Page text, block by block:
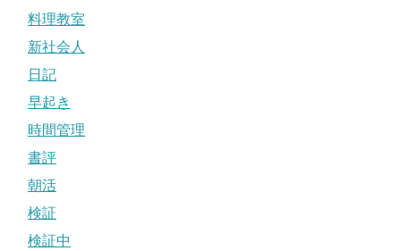
料理教室
新社会人
日記
早起き
時間管理
書評
朝活
検証
検証中